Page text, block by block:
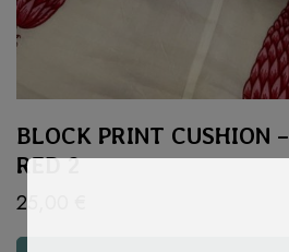
BLOCK PRINT CUSHION
RED 2
25,00